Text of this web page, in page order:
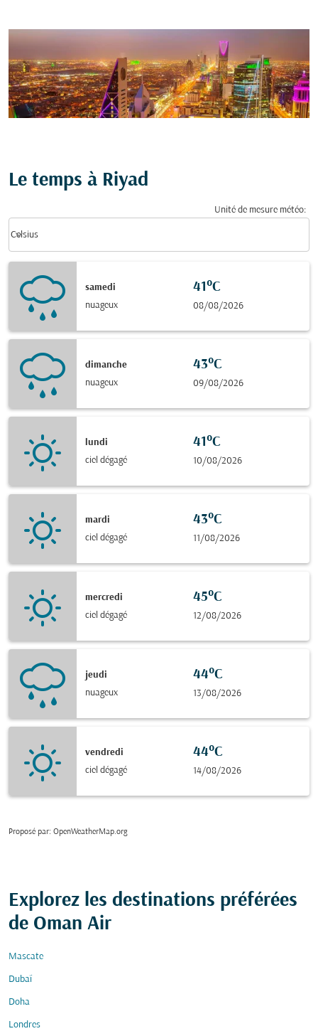
Le temps à Riyad
Unité de mesure météo:
Celsius
keyboard_arrow_down
samedi
nuageux
41°C
08/08/2026
dimanche
nuageux
43°C
09/08/2026
lundi
ciel dégagé
41°C
10/08/2026
mardi
ciel dégagé
43°C
11/08/2026
mercredi
ciel dégagé
45°C
12/08/2026
jeudi
nuageux
44°C
13/08/2026
vendredi
ciel dégagé
44°C
14/08/2026
Proposé par: OpenWeatherMap.org
Explorez les destinations préférées
de Oman Air
Mascate
Dubaï
Doha
Londres